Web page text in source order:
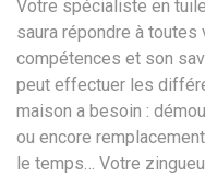
Votre spécialiste en
saura répondre à
compétences et son
peut effectuer les
maison a besoin :
ou encore
le temps… Votre